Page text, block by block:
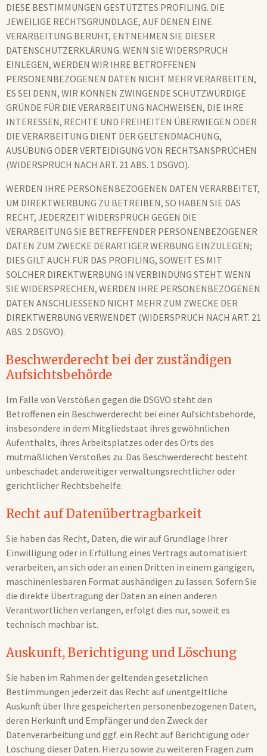
DIESE BESTIMMUNGEN GESTÜTZTES PROFILING. DIE
JEWEILIGE RECHTSGRUNDLAGE, AUF DENEN EINE
VERARBEITUNG BERUHT, ENTNEHMEN SIE DIESER
DATENSCHUTZERKLÄRUNG. WENN SIE WIDERSPRUCH
EINLEGEN, WERDEN WIR IHRE BETROFFENEN
PERSONENBEZOGENEN DATEN NICHT MEHR VERARBEITEN,
ES SEI DENN, WIR KÖNNEN ZWINGENDE SCHUTZWÜRDIGE
GRÜNDE FÜR DIE VERARBEITUNG NACHWEISEN, DIE IHRE
INTERESSEN, RECHTE UND FREIHEITEN ÜBERWIEGEN ODER
DIE VERARBEITUNG DIENT DER GELTENDMACHUNG,
AUSÜBUNG ODER VERTEIDIGUNG VON RECHTSANSPRÜCHEN
(WIDERSPRUCH NACH ART. 21 ABS. 1 DSGVO).
WERDEN IHRE PERSONENBEZOGENEN DATEN VERARBEITET,
UM DIREKTWERBUNG ZU BETREIBEN, SO HABEN SIE DAS
RECHT, JEDERZEIT WIDERSPRUCH GEGEN DIE
VERARBEITUNG SIE BETREFFENDER PERSONENBEZOGENER
DATEN ZUM ZWECKE DERARTIGER WERBUNG EINZULEGEN;
DIES GILT AUCH FÜR DAS PROFILING, SOWEIT ES MIT
SOLCHER DIREKTWERBUNG IN VERBINDUNG STEHT. WENN
SIE WIDERSPRECHEN, WERDEN IHRE PERSONENBEZOGENEN
DATEN ANSCHLIESSEND NICHT MEHR ZUM ZWECKE DER
DIREKTWERBUNG VERWENDET (WIDERSPRUCH NACH ART. 21
ABS. 2 DSGVO).
Beschwerde­recht bei der zuständigen
Aufsichts­behörde
Im Falle von Verstößen gegen die DSGVO steht den
Betroffenen ein Beschwerderecht bei einer Aufsichtsbehörde,
insbesondere in dem Mitgliedstaat ihres gewöhnlichen
Aufenthalts, ihres Arbeitsplatzes oder des Orts des
mutmaßlichen Verstoßes zu. Das Beschwerderecht besteht
unbeschadet anderweitiger verwaltungsrechtlicher oder
gerichtlicher Rechtsbehelfe.
Recht auf Daten­übertrag­barkeit
Sie haben das Recht, Daten, die wir auf Grundlage Ihrer
Einwilligung oder in Erfüllung eines Vertrags automatisiert
verarbeiten, an sich oder an einen Dritten in einem gängigen,
maschinenlesbaren Format aushändigen zu lassen. Sofern Sie
die direkte Übertragung der Daten an einen anderen
Verantwortlichen verlangen, erfolgt dies nur, soweit es
technisch machbar ist.
Auskunft, Berichtigung und Löschung
Sie haben im Rahmen der geltenden gesetzlichen
Bestimmungen jederzeit das Recht auf unentgeltliche
Auskunft über Ihre gespeicherten personenbezogenen Daten,
deren Herkunft und Empfänger und den Zweck der
Datenverarbeitung und ggf. ein Recht auf Berichtigung oder
Löschung dieser Daten. Hierzu sowie zu weiteren Fragen zum